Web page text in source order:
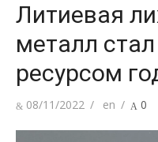
Литиевая
металл
ресурсом
Опубликовано
08/11/2022 Автор
en 0